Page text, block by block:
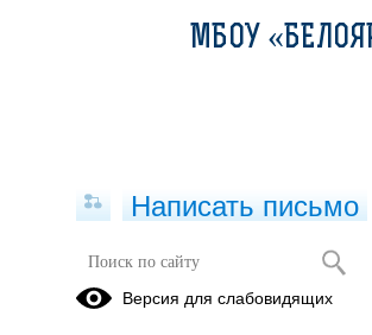
Приём в школу
МБОУ
Написать письмо
Версия для слабовидящих